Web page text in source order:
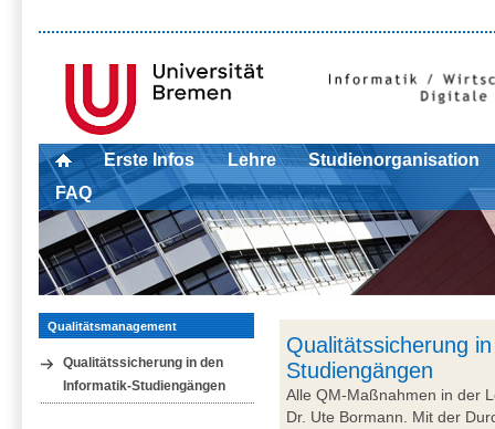
Erste Infos Lehre
Studienorganisation
FAQ
Qualitätsmanagement
Qualitätssicherung in den
Informatik-Studiengängen
Qualitätssicherung
Studiengängen
Alle QM-Maßnahmen in der
Dr. Ute Bormann. Mit der